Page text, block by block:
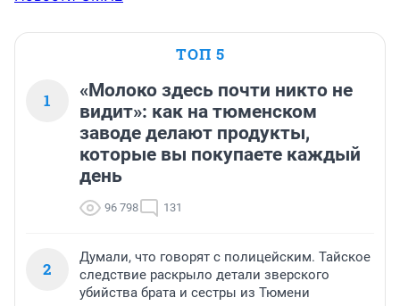
ТОП 5
1
«Молоко здесь почти никто не
видит»: как на тюменском
заводе делают продукты,
которые вы покупаете каждый
день
96 798 131
2
Думали, что говорят с полицейским. Тайское
следствие раскрыло детали зверского
убийства брата и сестры из Тюмени